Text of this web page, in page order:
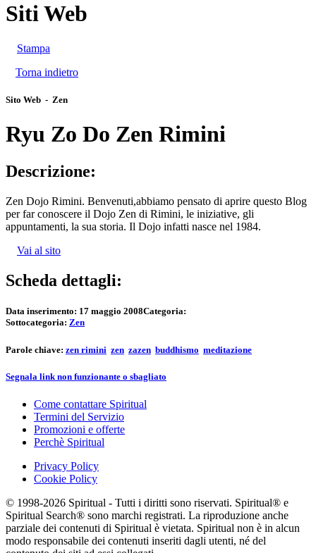
Siti Web
Stampa
Torna indietro
Sito Web - Zen
Ryu Zo Do Zen Rimini
Descrizione:
Zen Dojo Rimini. Benvenuti,abbiamo pensato di aprire questo Blog
per far conoscere il Dojo Zen di Rimini, le iniziative, gli
appuntamenti, la sua storia. Il Dojo infatti nasce nel 1984.
Vai al sito
Scheda dettagli:
Data inserimento: 17 maggio 2008Categoria:
Sottocategoria: Zen
Parole chiave: zen rimini zen zazen buddhismo meditazione
Segnala link non funzionante o sbagliato
Come contattare Spiritual
Termini del Servizio
Promozioni e offerte
Perchè Spiritual
Privacy Policy
Cookie Policy
© 1998-2026 Spiritual - Tutti i diritti sono riservati. Spiritual® e
Spiritual Search® sono marchi registrati. La riproduzione anche
parziale dei contenuti di Spiritual è vietata. Spiritual non è in alcun
modo responsabile dei contenuti inseriti dagli utenti, né del